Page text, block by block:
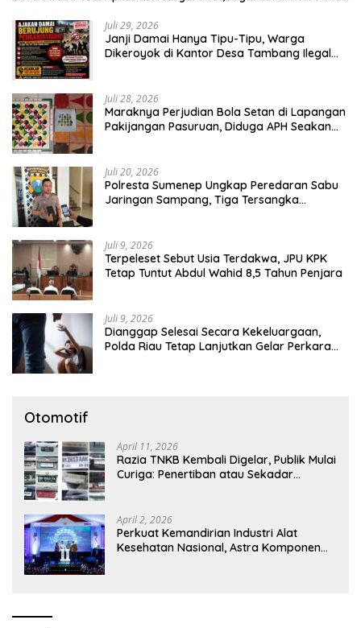
Juli 29, 2026
Janji Damai Hanya Tipu-Tipu, Warga
Dikeroyok di Kantor Desa Tambang Ilegal
Juli 28, 2026
Maraknya Perjudian Bola Setan di Lapangan
Pakijangan Pasuruan, Diduga APH Seakan
Juli 20, 2026
Polresta Sumenep Ungkap Peredaran Sabu
Jaringan Sampang, Tiga Tersangka
Juli 9, 2026
Terpeleset Sebut Usia Terdakwa, JPU KPK
Tetap Tuntut Abdul Wahid 8,5 Tahun Penjara
Juli 9, 2026
Dianggap Selesai Secara Kekeluargaan,
Polda Riau Tetap Lanjutkan Gelar Perkara
Otomotif
April 11, 2026
Razia TNKB Kembali Digelar, Publik Mulai
Curiga: Penertiban atau Sekadar
April 2, 2026
Perkuat Kemandirian Industri Alat
Kesehatan Nasional, Astra Komponen